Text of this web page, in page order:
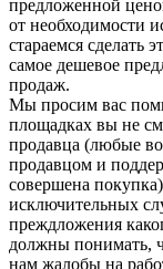
предложенной
от необходимости
стараемся сделать
самое дешевое
продаж.
Мы просим вас
площадках вы не
продавца (любые
продавцом и
совершена
исключительных
преждложения
должны понимать,
нам жалобы на